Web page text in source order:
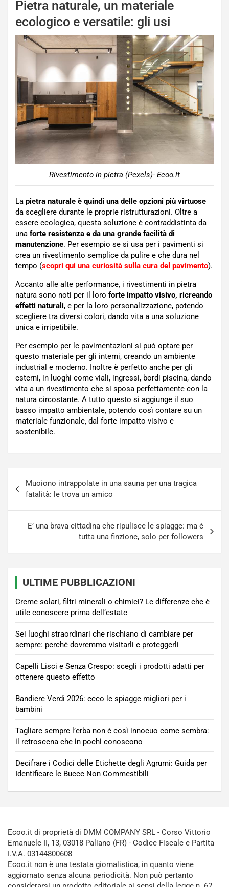
Pietra naturale, un materiale
ecologico e versatile: gli usi
Rivestimento in pietra (Pexels)- Ecoo.it
La pietra naturale è quindi una delle opzioni più virtuose
da scegliere durante le proprie ristrutturazioni. Oltre a
essere ecologica, questa soluzione è contraddistinta da
una forte resistenza e da una grande facilità di
manutenzione. Per esempio se si usa per i pavimenti si
crea un rivestimento semplice da pulire e che dura nel
tempo (scopri qui una curiosità sulla cura del pavimento).
Accanto alle alte performance, i rivestimenti in pietra
natura sono noti per il loro forte impatto visivo, ricreando
effetti naturali, e per la loro personalizzazione, potendo
scegliere tra diversi colori, dando vita a una soluzione
unica e irripetibile.
Per esempio per le pavimentazioni si può optare per
questo materiale per gli interni, creando un ambiente
industrial e moderno. Inoltre è perfetto anche per gli
esterni, in luoghi come viali, ingressi, bordi piscina, dando
vita a un rivestimento che si sposa perfettamente con la
natura circostante. A tutto questo si aggiunge il suo
basso impatto ambientale, potendo così contare su un
materiale funzionale, dal forte impatto visivo e
sostenibile.
articoli
Muoiono intrappolate in una sauna per una tragica
fatalità: le trova un amico
E’ una brava cittadina che ripulisce le spiagge: ma è
tutta una finzione, solo per followers
ULTIME PUBBLICAZIONI
Creme solari, filtri minerali o chimici? Le differenze che è
utile conoscere prima dell’estate
Sei luoghi straordinari che rischiano di cambiare per
sempre: perché dovremmo visitarli e proteggerli
Capelli Lisci e Senza Crespo: scegli i prodotti adatti per
ottenere questo effetto
Bandiere Verdi 2026: ecco le spiagge migliori per i
bambini
Tagliare sempre l’erba non è così innocuo come sembra:
il retroscena che in pochi conoscono
Decifrare i Codici delle Etichette degli Agrumi: Guida per
Identificare le Bucce Non Commestibili
Ecoo.it di proprietà di DMM COMPANY SRL - Corso Vittorio
Emanuele II, 13, 03018 Paliano (FR) - Codice Fiscale e Partita
I.V.A. 03144800608
Ecoo.it non è una testata giornalistica, in quanto viene
aggiornato senza alcuna periodicità. Non può pertanto